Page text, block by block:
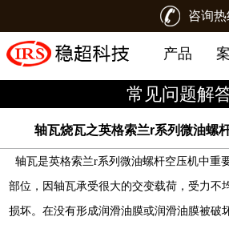
咨询热
产品
常见问题解
轴瓦烧瓦之英格索兰r系列微油螺
轴瓦是英格索兰r系列微油螺杆空压机中重
部位，因轴瓦承受很大的交变载荷，受力不
损坏。在没有形成润滑油膜或润滑油膜被破